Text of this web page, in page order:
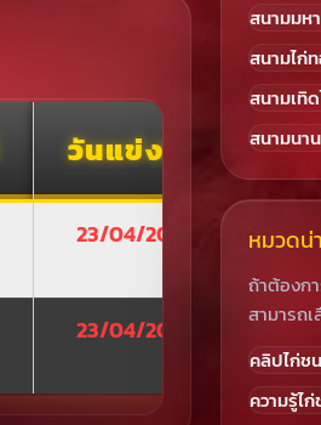
วันแข่งขัน
23/04/2026
23/04/2026
สนามมห
สนามไก่
สนามเทิ
สนามนา
หมวดน่
ถ้าต้องก
สามารถ
คลิปไก่ชน
ความรู้ไ